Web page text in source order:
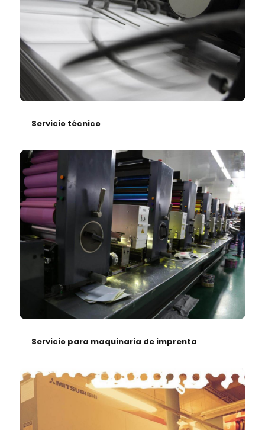
Servicio técnico
Servicio para maquinaria de imprenta